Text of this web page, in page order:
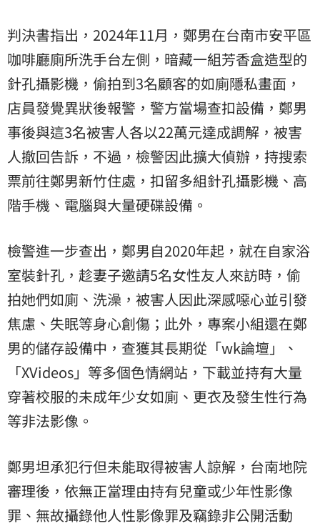
判決書指出，2024年11月，鄭男在台南市安平區
咖啡廳廁所洗手台左側，暗藏一組芳香盒造型的
針孔攝影機，偷拍到3名顧客的如廁隱私畫面，
店員發覺異狀後報警，警方當場查扣設備，鄭男
事後與這3名被害人各以22萬元達成調解，被害
人撤回告訴，不過，檢警因此擴大偵辦，持搜索
票前往鄭男新竹住處，扣留多組針孔攝影機、高
階手機、電腦與大量硬碟設備。
檢警進一步查出，鄭男自2020年起，就在自家浴
室裝針孔，趁妻子邀請5名女性友人來訪時，偷
拍她們如廁、洗澡，被害人因此深感噁心並引發
焦慮、失眠等身心創傷；此外，專案小組還在鄭
男的儲存設備中，查獲其長期從「wk論壇」、
「XVideos」等多個色情網站，下載並持有大量
穿著校服的未成年少女如廁、更衣及發生性行為
等非法影像。
鄭男坦承犯行但未能取得被害人諒解，台南地院
審理後，依無正當理由持有兒童或少年性影像
罪、無故攝錄他人性影像罪及竊錄非公開活動